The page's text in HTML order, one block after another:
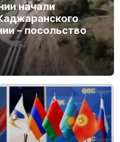
начали
– посольство